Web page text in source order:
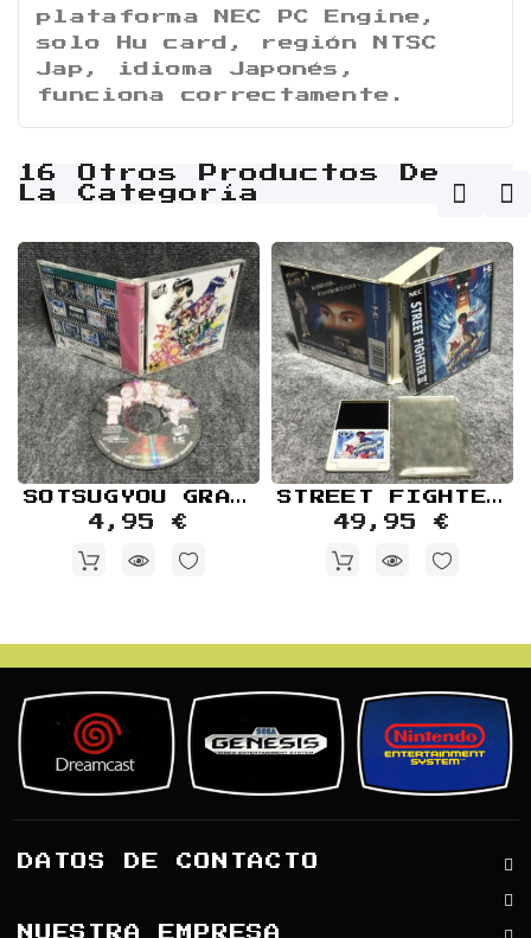
plataforma NEC PC Engine,
solo Hu card, región NTSC
Jap, idioma Japonés,
funciona correctamente.
16 Otros Productos De
La Categoría
SOTSUGYOU GRADUATION JAP
4,95 €
STREET FIGHTER II CHAMPION EDITION JAP NEC PC ENGINE
49,95 €
DATOS DE CONTACTO
NUESTRA EMPRESA